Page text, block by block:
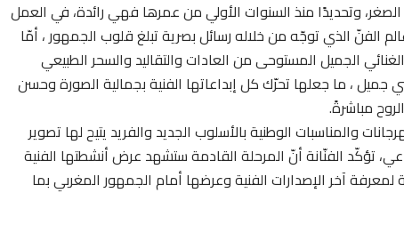
الصغر، وتحديدًا منذ السنوات الأولي من عمرها فهي رائدة، في العمل
الفنّ الذي توجّه من خلاله رسائل بصرية تبلغ قلوب الجمهور ، أمّا
الجميل المستوحى من العادات والتقاليد والسحر الطبيعي
، ما جعلها تحرّك كل إبداعاتها الفنية بجمالية الصورة وحسن
مباشرةً.
والمناسبات الوطنية بالأسلوب الجديد والفريد يتيح لها تصوير
تؤكّد الفنّانة أنّ المرحلة القادمة ستشهد عرض أنشطتها الفنية
آخر الإصدارات الفنية وعرضها أمام الجمهور المغربي بما